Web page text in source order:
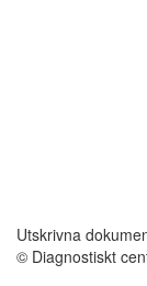
Utskrivna
© Diagnostiskt